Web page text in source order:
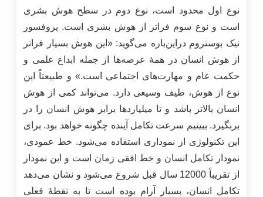
نوع اول محدود است، نوع دوم در سطح هوش بشری
است و نوع سوم فراتر از هوش بشری است. پروفسور
نیک بوستروم در‌این‌باره می‌گوید: «این هوش بسیار فراتر
از هوش انسان در همۀ عرصه‌ها از جمله ابداع علمی و
حکمت عام و مهارت‌های اجتماعی است.» و طبیعتاً این
نوع از هوش، طیف وسیعی دارد. می‌تواند کمی از هوش
انسان بالاتر باشد و تا میلیاردها برابر هوش انسان را در
بربگیرد. ببینیم سرعت تکامل آینده چگونه خواهد بود. برای
این تکنولوژی از نموداری استفاده می‌شود. خط عمودی،
نمودار تکامل انسان و خط افقی زمان است و این نمودار
از تقریباً 12000 سال قبل شروع می‌شود و نشان می‌دهد
تکامل انسان، بسیار آرام بوده است تا به نقطۀ فعلی